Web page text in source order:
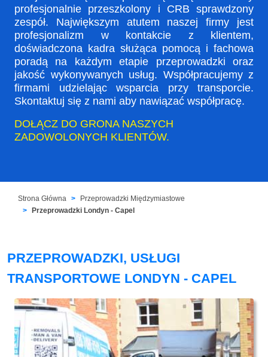
profesjonalnie przeszkolony i CRB sprawdzony
zespół. Największym atutem naszej firmy jest
profesjonalizm w kontakcie z klientem,
doświadczona kadra służąca pomocą i fachowa
poradą na każdym etapie przeprowadzki oraz
jakość wykonywanych usług. Współpracujemy z
firmami udzielając wsparcia przy transporcie.
Skontaktuj się z nami aby nawiązać współpracę.
DOŁĄCZ DO GRONA NASZYCH
ZADOWOLONYCH KLIENTÓW.
Strona Główna
Przeprowadzki Międzymiastowe
Przeprowadzki Londyn - Capel
PRZEPROWADZKI, USŁUGI
TRANSPORTOWE LONDYN - CAPEL